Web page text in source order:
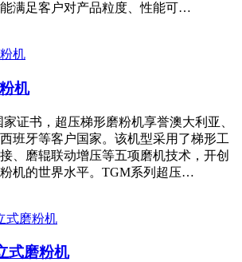
满足客户对产品粒度、性能可…
机
证书，超压梯形磨粉机享誉澳大利亚、
班牙等客户国家。该机型采用了梯形工
、磨辊联动增压等五项磨机技术，开创
机的世界水平。TGM系列超压…
式磨粉机